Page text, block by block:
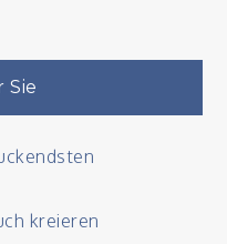
Sie
kreieren